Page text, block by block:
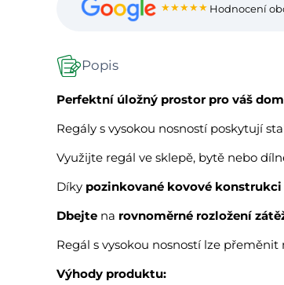
★★★★★ Hodnocení
Popis
Perfektní úložný prostor pro váš
Regály s vysokou nosností poskytují
Využijte regál ve sklepě, bytě nebo
Díky pozinkované kovové konstrukci
Dbejte na rovnoměrné rozložení
Regál s vysokou nosností lze
Výhody produktu: